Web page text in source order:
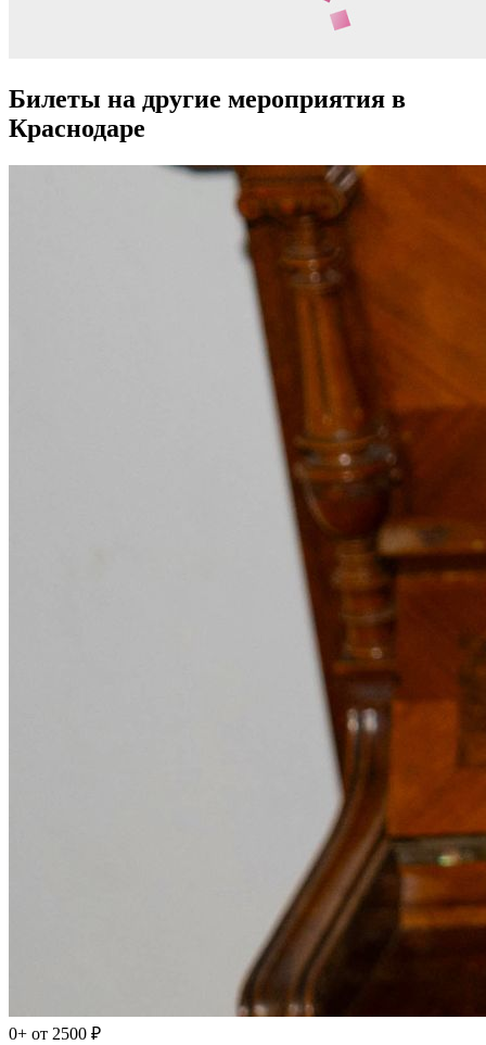
Билеты на другие мероприятия в
Краснодаре
0+ от 2500 ₽